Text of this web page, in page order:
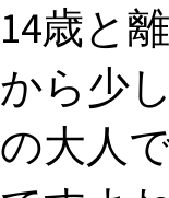
14歳と
から少
の大人